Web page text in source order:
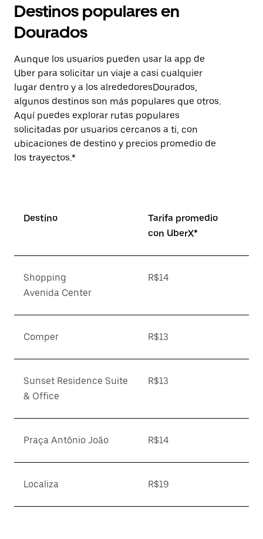
Destinos populares en
Dourados
Aunque los usuarios pueden usar la app de
Uber para solicitar un viaje a casi cualquier
lugar dentro y a los alrededoresDourados,
algunos destinos son más populares que otros.
Aquí puedes explorar rutas populares
solicitadas por usuarios cercanos a ti, con
ubicaciones de destino y precios promedio de
los trayectos.*
Destino
Tarifa promedio
con UberX*
Shopping
Avenida Center
R$14
Comper R$13
Sunset Residence Suite
& Office
R$13
Praça Antônio João R$14
Localiza R$19